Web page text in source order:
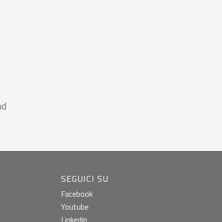
SEGUICI SU
Facebook
Youtube
Linkedin